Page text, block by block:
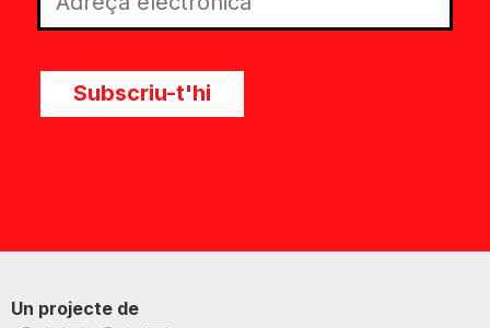
Subscriu-t'hi
Un projecte de